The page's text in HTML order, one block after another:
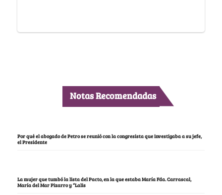
Notas Recomendadas
Por qué el abogado de Petro se reunió con la congresista que investigaba a su jefe,
el Presidente
La mujer que tumbó la lista del Pacto, en la que estaba María Fda. Carrascal,
María del Mar Pizarro y “Lalis